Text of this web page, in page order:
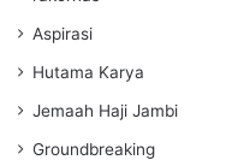
Aspirasi
Hutama Karya
Jemaah Haji Jambi
Groundbreaking